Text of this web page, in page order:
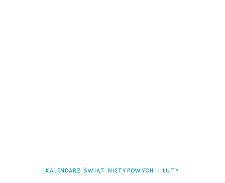
KALENDARZ ŚWIĄT NIETYPOWYCH LUTY